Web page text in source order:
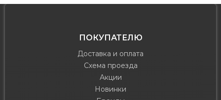
ПОКУПАТЕЛЮ
Доставка и оплата
Схема проезда
Акции
Новинки